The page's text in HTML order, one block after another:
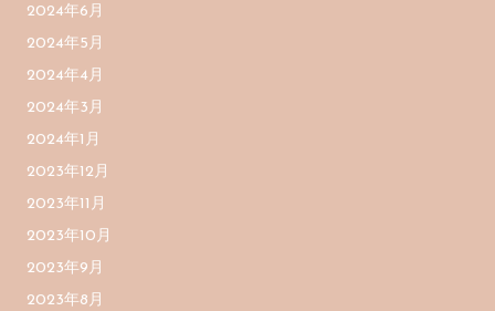
2024年6月
2024年5月
2024年4月
2024年3月
2024年1月
2023年12月
2023年11月
2023年10月
2023年9月
2023年8月